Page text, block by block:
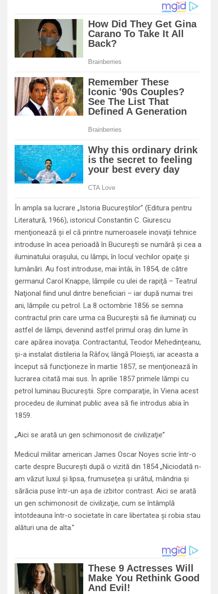
În ampla sa lucrare „Istoria Bucureştilor” (Editura pentru
Literatură, 1966), istoricul Constantin C. Giurescu
menţionează şi el că printre numeroasele inovaţii tehnice
introduse în acea perioadă în Bucureşti se numără şi cea a
iluminatului oraşului, cu lămpi, în locul vechilor opaiţe şi
lumânări. Au fost introduse, mai întâi, în 1854, de către
germanul Carol Knappe, lămpile cu ulei de rapiţă – Teatrul
Naţional fiind unul dintre beneficiari – iar după numai trei
ani, lămpile cu petrol. La 8 octombrie 1856 se semna
contractul prin care urma ca Bucureştii să fie iluminaţi cu
astfel de lămpi, devenind astfel primul oraş din lume în
care apărea inovaţia. Contractantul, Teodor Mehedinţeanu,
şi-a instalat distileria la Râfov, lângă Ploieşti, iar aceasta a
început să funcţioneze în martie 1857, se menţionează în
lucrarea citată mai sus. În aprilie 1857 primele lămpi cu
petrol luminau Bucureştii. Spre comparaţie, în Viena acest
procedeu de iluminat public avea să fie introdus abia în
1859.
„Aici se arată un gen schimonosit de civilizaţie”
Medicul militar american James Oscar Noyes scrie într-o
carte despre Bucureşti după o vizită din 1854 „Niciodată n-
am văzut luxul şi lipsa, frumuseţea şi urâtul, mândria şi
sărăcia puse într-un aşa de izbitor contrast. Aici se arată
un gen schimonosit de civilizaţie, cum se întâmplă
întotdeauna într-o societate în care libertatea şi robia stau
alături una de alta.”